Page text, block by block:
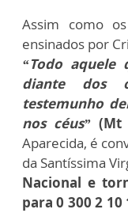
Assim como
ensinados por
“Todo
diante dos
testemunho
nos céus” (Mt
Aparecida, é
da Santíssima
Nacional e
para 0 300 2